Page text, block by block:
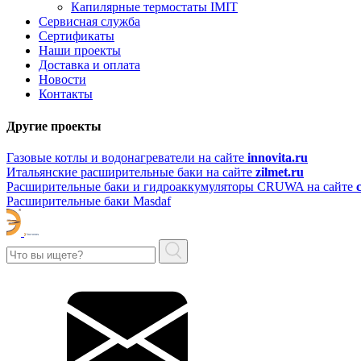
Капилярные термостаты IMIT
Сервисная служба
Сертификаты
Наши проекты
Доставка и оплата
Новости
Контакты
Другие проекты
Газовые котлы и водонагреватели на сайте innovita.ru
Итальянские расширительные баки на сайте zilmet.ru
Расширительные баки и гидроаккумуляторы CRUWA на сайте
Расширительные баки Masdaf